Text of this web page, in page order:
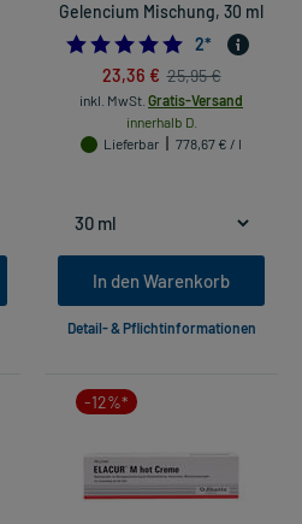
Gelencium Mischung, 30 ml
5.0
2*
23,36 € 25,95 €
inkl. MwSt. Gratis-Versand
innerhalb D.
Lieferbar
778,67 € / l
In den Warenkorb
Detail- & Pflichtinformationen
-12%*